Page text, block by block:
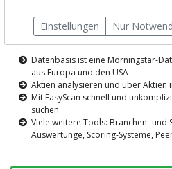
Die
TraderFox
Datenbasis ist eine Morningstar-
aus Europa und den USA
Aktien analysieren und über Aktien
Mit EasyScan schnell und
suchen
Viele weitere Tools: Branchen- und
Auswertunge, Scoring-Systeme,
Einstellungen Nur